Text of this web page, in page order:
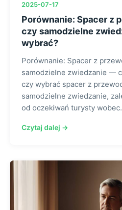
2025-07-17
Porównanie: Spacer z
czy samodzielne
wybrać?
Porównanie: Spacer z
samodzielne zwiedzanie —
czy wybrać spacer z
samodzielne zwiedzanie,
od oczekiwań turysty
Czytaj dalej →